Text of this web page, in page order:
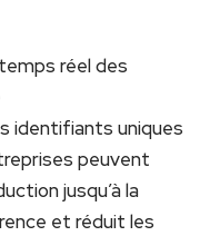
réel des
identifiants uniques
peuvent
jusqu’à​ la
et ‍réduit les